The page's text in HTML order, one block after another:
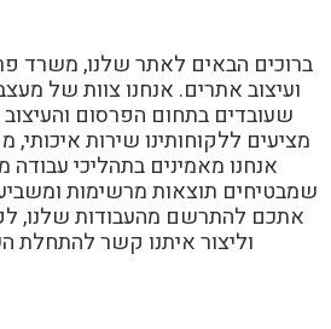
ברוכים הבאים לאתר שלנו, משרד
ועיצוב אתרים. אנחנו צוות של
מציעים ללקוחותינו שירות איכותי,
אנחנו מאמינים בתהליכי עבודה
שמבטיחים תוצאות מרשימות
אתכם להתרשם מהעבודות שלנו,
וליצור איתנו קשר להתחלת